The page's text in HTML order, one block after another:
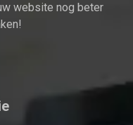
website nog beter